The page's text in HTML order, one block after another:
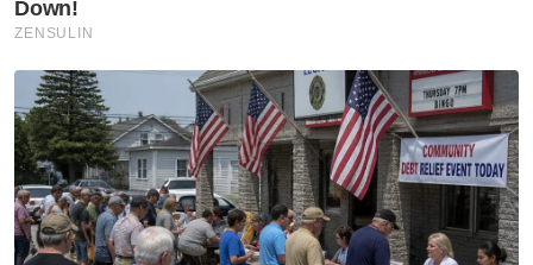
Sebagai sebuah negara yang menjunjung
prinsip keadilan, Kementerian Luar berkata,
proses ekstradisi rakyat Korea Utara yang
dikenali sebagai Mun Chol Myong itu